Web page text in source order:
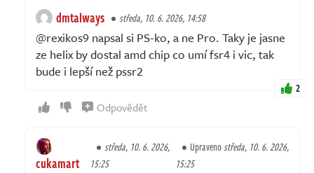
dmtalways středa, 10. 6. 2026, 14:58
@rexikos9 napsal si PS-ko, a ne Pro. Taky je jasne
ze helix by dostal amd chip co umí fsr4 i vic, tak
bude i lepší než pssr2
2
Odpovědět
cukamart
středa, 10. 6. 2026,
15:25
Upravenostředa, 10. 6. 2026,
15:25